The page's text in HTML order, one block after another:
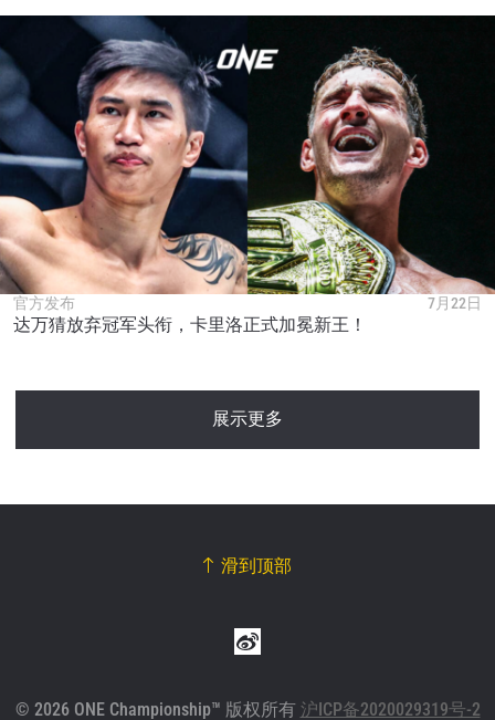
官方发布 7月22日
达万猜放弃冠军头衔，卡里洛正式加冕新王！
展示更多
滑到顶部
© 2026 ONE Championship™ 版权所有 沪ICP备2020029319号-2